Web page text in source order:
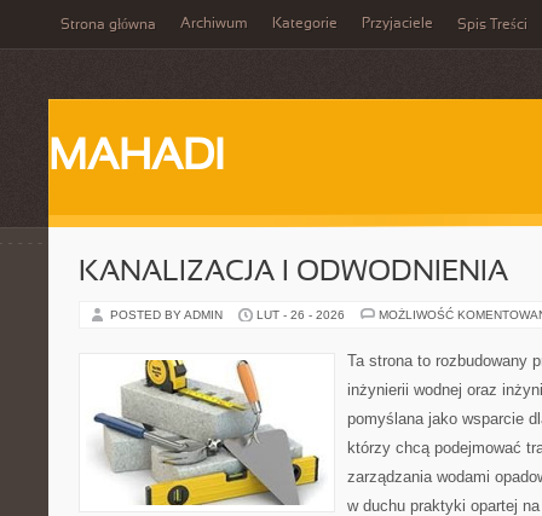
Strona główna Archiwum Kategorie Przyjaciele Spis Treści
MAHADI
KANALIZACJA I ODWODNIENIA
POSTED BY ADMIN LUT - 26 - 2026 MOŻLIWOŚĆ
Ta strona to rozbudowany
inżynierii wodnej oraz
pomyślana jako wsparcie
którzy chcą podejmować
zarządzania wodami
w duchu praktyki opartej